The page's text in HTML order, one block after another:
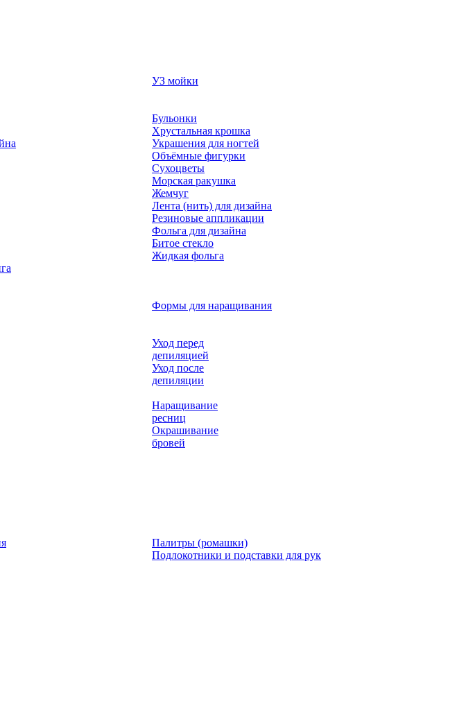
УЗ мойки
Бульонки
Хрустальная крошка
Украшения для ногтей
Объёмные фигурки
Сухоцветы
Морская ракушка
Жемчуг
Лента (нить) для дизайна
Резиновые аппликации
Фольга для дизайна
Битое стекло
Жидкая фольга
Формы для наращивания
Уход перед
депиляцией
Уход после
депиляции
Наращивание
ресниц
Окрашивание
бровей
Палитры (ромашки)
Подлокотники и подставки для рук